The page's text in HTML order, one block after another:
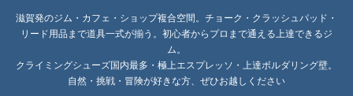
滋賀発のジム・カフェ・ショップ複合空間。チョーク・クラッシュパッド・
リード用品まで道具一式が揃う。初心者からプロまで通える上達できるジ
ム。
クライミングシューズ国内最多・極上エスプレッソ・上達ボルダリング壁。
自然・挑戦・冒険が好きな方、ぜひお越しください